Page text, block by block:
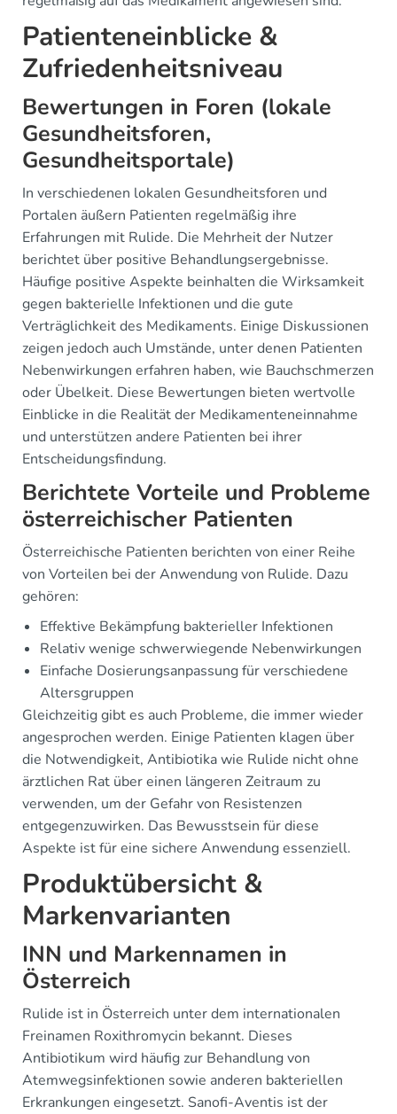
Patienteneinblicke &
Zufriedenheitsniveau
Bewertungen in Foren (lokale
Gesundheitsforen,
Gesundheitsportale)
In verschiedenen lokalen Gesundheitsforen und
Portalen äußern Patienten regelmäßig ihre
Erfahrungen mit Rulide. Die Mehrheit der Nutzer
berichtet über positive Behandlungsergebnisse.
Häufige positive Aspekte beinhalten die Wirksamkeit
gegen bakterielle Infektionen und die gute
Verträglichkeit des Medikaments. Einige Diskussionen
zeigen jedoch auch Umstände, unter denen Patienten
Nebenwirkungen erfahren haben, wie Bauchschmerzen
oder Übelkeit. Diese Bewertungen bieten wertvolle
Einblicke in die Realität der Medikamenteneinnahme
und unterstützen andere Patienten bei ihrer
Entscheidungsfindung.
Berichtete Vorteile und Probleme
österreichischer Patienten
Österreichische Patienten berichten von einer Reihe
von Vorteilen bei der Anwendung von Rulide. Dazu
gehören:
Effektive Bekämpfung bakterieller Infektionen
Relativ wenige schwerwiegende Nebenwirkungen
Einfache Dosierungsanpassung für verschiedene
Altersgruppen
Gleichzeitig gibt es auch Probleme, die immer wieder
angesprochen werden. Einige Patienten klagen über
die Notwendigkeit, Antibiotika wie Rulide nicht ohne
ärztlichen Rat über einen längeren Zeitraum zu
verwenden, um der Gefahr von Resistenzen
entgegenzuwirken. Das Bewusstsein für diese
Aspekte ist für eine sichere Anwendung essenziell.
Produktübersicht &
Markenvarianten
INN und Markennamen in
Österreich
Rulide ist in Österreich unter dem internationalen
Freinamen Roxithromycin bekannt. Dieses
Antibiotikum wird häufig zur Behandlung von
Atemwegsinfektionen sowie anderen bakteriellen
Erkrankungen eingesetzt. Sanofi-Aventis ist der